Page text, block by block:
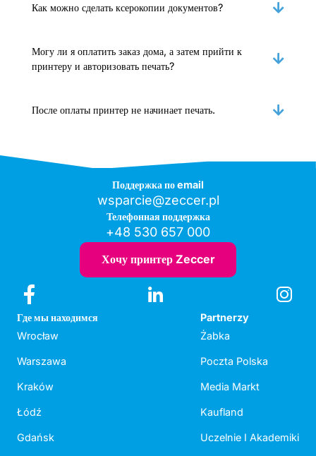
Как можно сделать ксерокопии документов?
Могу ли я оплатить заказ дома, а затем прийти к
принтеру и авторизовать печать?
После оплаты принтер не начинает печать.
Поддержка по email
wsparcie@zeccer.pl
Телефонная поддержка
+48 530 657 000
Хочу принтер Zeccer
Где мы находимся
Wrocław
Warszawa
Kraków
Łódź
Gdańsk
Partnerzy
Żabka
Poczta Polska
Media Markt
Kaufland
Uczelnie I Akademiki